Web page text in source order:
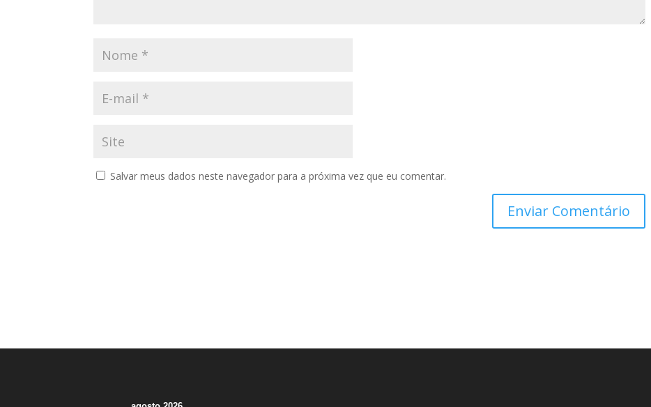
Salvar meus dados neste navegador para a próxima vez que eu comentar.